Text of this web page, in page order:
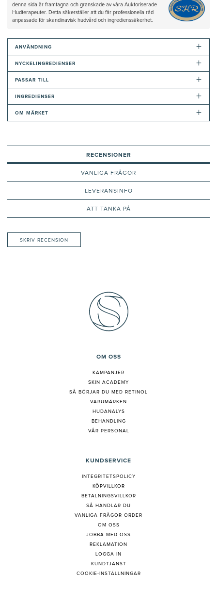
denna sida är framtagna och granskade av våra Auktoriserade
Hudterapeuter. Detta säkerställer att du får professionella råd
anpassade för skandinavisk hudvård och ingredienssäkerhet.
ANVÄNDNING +
NYCKELINGREDIENSER +
PASSAR TILL +
INGREDIENSER +
OM MÄRKET +
RECENSIONER
VANLIGA FRÅGOR
LEVERANSINFO
ATT TÄNKA PÅ
SKRIV RECENSION
OM OSS
KAMPANJER
SKIN ACADEMY
SÅ BÖRJAR DU MED RETINOL
VARUMÄRKEN
HUDANALYS
BEHANDLING
VÅR PERSONAL
KUNDSERVICE
INTEGRITETSPOLICY
KÖPVILLKOR
BETALNINGSVILLKOR
SÅ HANDLAR DU
VANLIGA FRÅGOR ORDER
OM OSS
JOBBA MED OSS
REKLAMATION
LOGGA IN
KUNDTJÄNST
COOKIE-INSTÄLLNINGAR